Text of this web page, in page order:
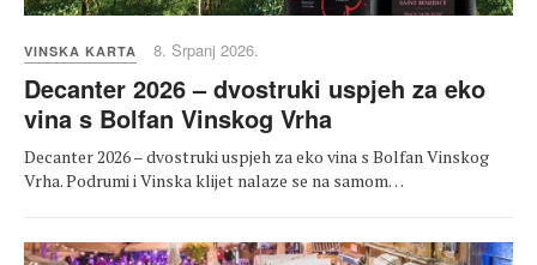
VINSKA KARTA 8. Srpanj 2026.
Decanter 2026 – dvostruki uspjeh za eko
vina s Bolfan Vinskog Vrha
Decanter 2026 – dvostruki uspjeh za eko vina s Bolfan Vinskog
Vrha. Podrumi i Vinska klijet nalaze se na samom…